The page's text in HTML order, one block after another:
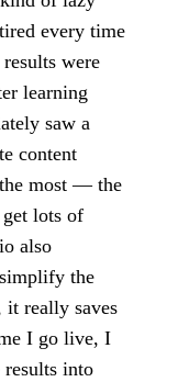
every time
were
learning
saw a
content
most — the
lots of
also
the
it really saves
I go live, I
into